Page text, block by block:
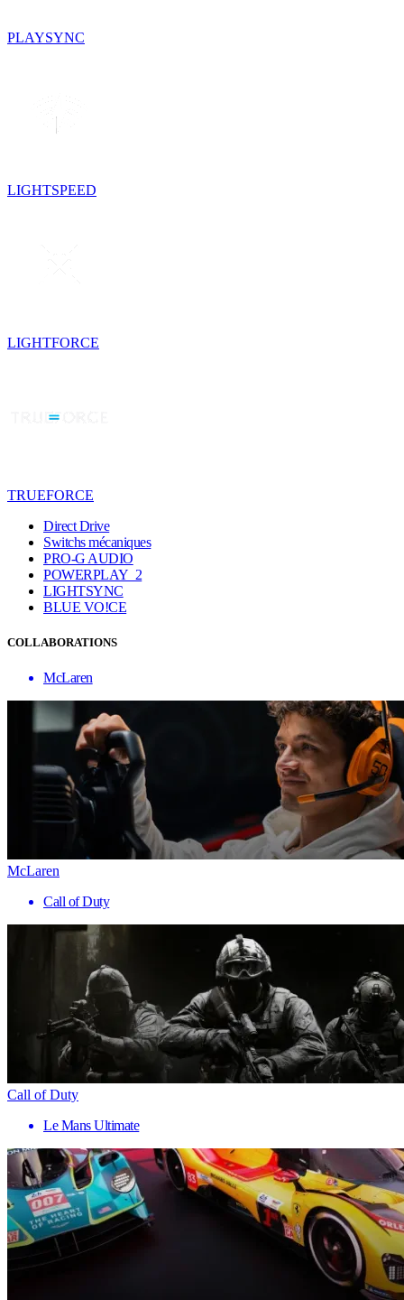
PLAYSYNC
LIGHTSPEED
LIGHTFORCE
TRUEFORCE
Direct Drive
Switchs mécaniques
PRO-G AUDIO
POWERPLAY 2
LIGHTSYNC
BLUE VO!CE
COLLABORATIONS
McLaren
McLaren
Call of Duty
Call of Duty
Le Mans Ultimate